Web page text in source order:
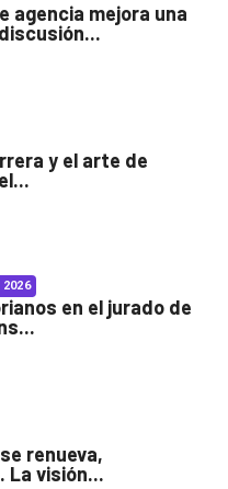
agencia mejora una
y el arte de
2026
en el jurado de
renueva,
La visión...